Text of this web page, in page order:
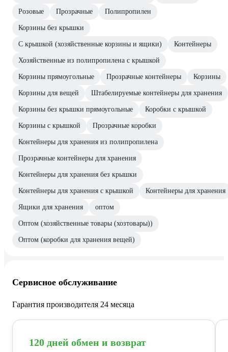
Розовые Прозрачные Полипропилен
Корзины без крышки
С крышкой (хозяйственные корзины и ящики) Контейнеры
Хозяйственные из полипропилена с крышкой
Корзины прямоугольные Прозрачные контейнеры Корзины
Корзины для вещей Штабелируемые контейнеры для хранения
Корзины без крышки прямоугольные Коробки с крышкой
Корзины с крышкой Прозрачные коробки
Контейнеры для хранения из полипропилена
Прозрачные контейнеры для хранения
Контейнеры для хранения без крышки
Контейнеры для хранения с крышкой Контейнеры для хранения
Ящики для хранения оптом
Оптом (хозяйственные товары (хозтовары))
Оптом (коробки для хранения вещей)
Сервисное обслуживание
Гарантия производителя 24 месяца
120 дней обмен и возврат